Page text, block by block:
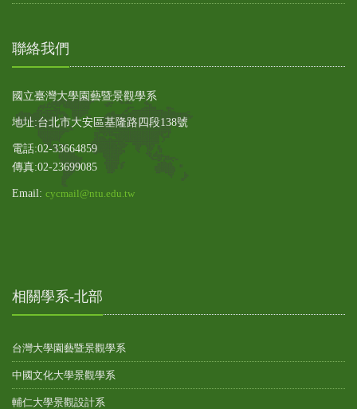
聯絡我們
國立臺灣大學園藝暨景觀學系
地址:台北市大安區基隆路四段138號
電話:02-33664859
傳真:02-23699085
Email: cycmail@ntu.edu.tw
相關學系-北部
台灣大學園藝暨景觀學系
中國文化大學景觀學系
輔仁大學景觀設計系